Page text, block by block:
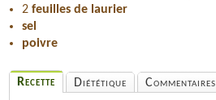
2 feuilles de laurier
sel
poivre
Recette Diététique Commentaires